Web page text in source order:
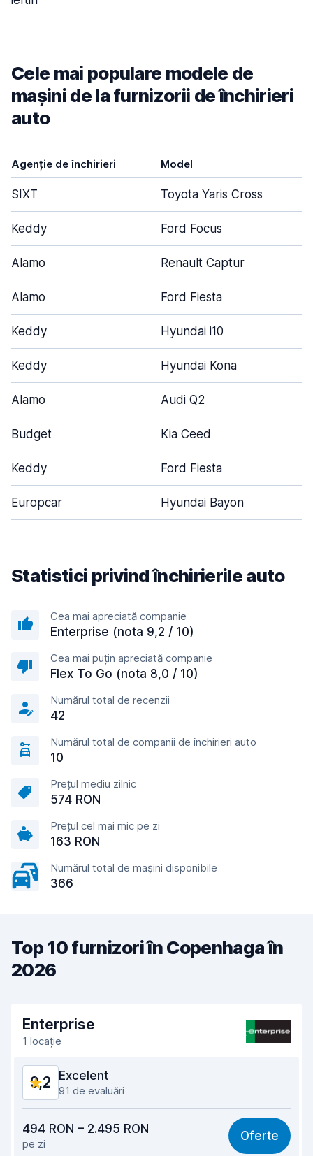
Cele mai populare modele de
mașini de la furnizorii de închirieri
auto
Agenție de închirieri Model
SIXT Toyota Yaris Cross
Keddy Ford Focus
Alamo Renault Captur
Alamo Ford Fiesta
Keddy Hyundai i10
Keddy Hyundai Kona
Alamo Audi Q2
Budget Kia Ceed
Keddy Ford Fiesta
Europcar Hyundai Bayon
Statistici privind închirierile auto
Cea mai apreciată companie
Enterprise (nota 9,2 / 10)
Cea mai puțin apreciată companie
Flex To Go (nota 8,0 / 10)
Numărul total de recenzii
42
Numărul total de companii de închirieri auto
10
Prețul mediu zilnic
574 RON
Prețul cel mai mic pe zi
163 RON
Numărul total de mașini disponibile
366
Top 10 furnizori în Copenhaga în
2026
Enterprise
1 locație
9,2 Excelent
91 de evaluări
8,8
Ușor de găsit 9,0
494 RON – 2.495 RON
pe zi
Oferte